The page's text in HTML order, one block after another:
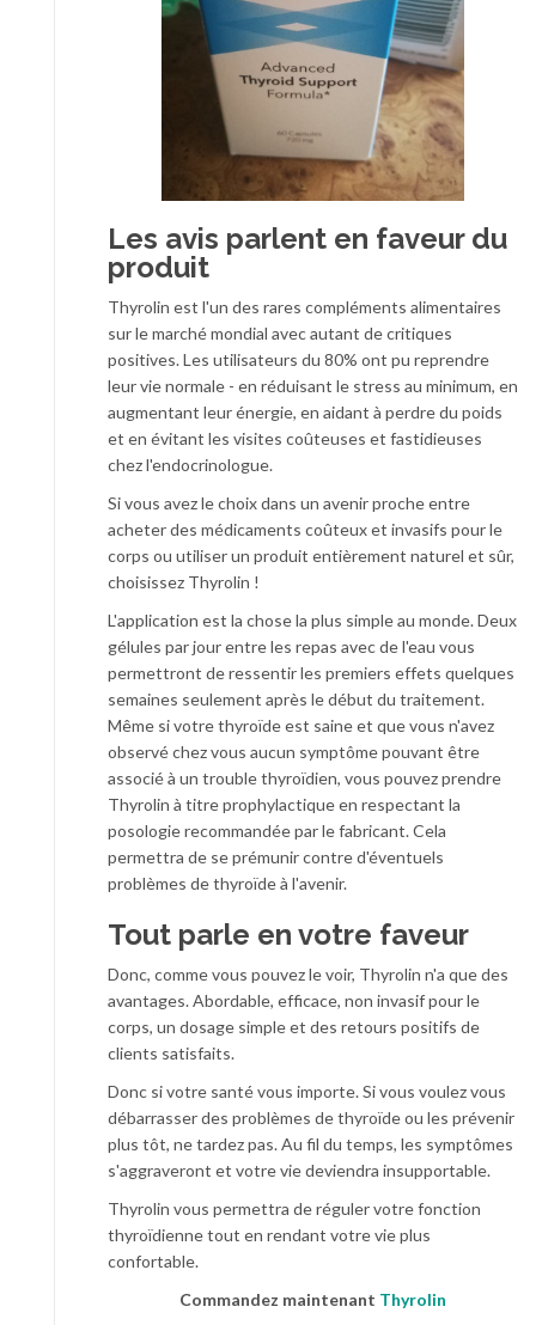
Les avis parlent en faveur du
produit
Thyrolin est l'un des rares compléments alimentaires
sur le marché mondial avec autant de critiques
positives. Les utilisateurs du 80% ont pu reprendre
leur vie normale - en réduisant le stress au minimum, en
augmentant leur énergie, en aidant à perdre du poids
et en évitant les visites coûteuses et fastidieuses
chez l'endocrinologue.
Si vous avez le choix dans un avenir proche entre
acheter des médicaments coûteux et invasifs pour le
corps ou utiliser un produit entièrement naturel et sûr,
choisissez Thyrolin !
L'application est la chose la plus simple au monde. Deux
gélules par jour entre les repas avec de l'eau vous
permettront de ressentir les premiers effets quelques
semaines seulement après le début du traitement.
Même si votre thyroïde est saine et que vous n'avez
observé chez vous aucun symptôme pouvant être
associé à un trouble thyroïdien, vous pouvez prendre
Thyrolin à titre prophylactique en respectant la
posologie recommandée par le fabricant. Cela
permettra de se prémunir contre d'éventuels
problèmes de thyroïde à l'avenir.
Tout parle en votre faveur
Donc, comme vous pouvez le voir, Thyrolin n'a que des
avantages. Abordable, efficace, non invasif pour le
corps, un dosage simple et des retours positifs de
clients satisfaits.
Donc si votre santé vous importe. Si vous voulez vous
débarrasser des problèmes de thyroïde ou les prévenir
plus tôt, ne tardez pas. Au fil du temps, les symptômes
s'aggraveront et votre vie deviendra insupportable.
Thyrolin vous permettra de réguler votre fonction
thyroïdienne tout en rendant votre vie plus
confortable.
Commandez maintenant Thyrolin